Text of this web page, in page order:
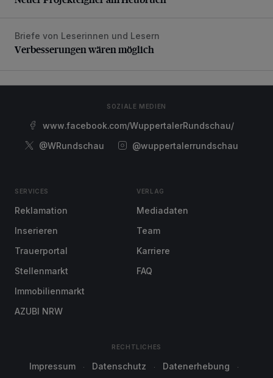
Verbesserungen wären möglich
Briefe von Leserinnen und Lesern
Verbesserungen wären möglich
SOZIALE MEDIEN
www.facebook.com/WuppertalerRundschau/
@WRundschau
@wuppertalerrundschau
SERVICES
Reklamation
Inserieren
Trauerportal
Stellenmarkt
Immobilienmarkt
AZUBI NRW
VERLAG
Mediadaten
Team
Karriere
FAQ
RECHTLICHES
Impressum Datenschutz Datenerhebung